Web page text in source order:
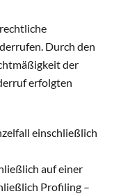
Durch den
der
erfolgten
einschließlich
auf einer
Profiling –